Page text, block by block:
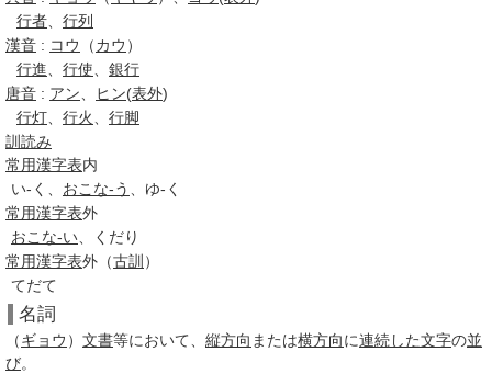
行者
行列
漢音 : コウ （カウ ）
行進
行使
銀行
唐音 : アン ヒン(表外)
行灯
行火
行脚
訓読み
常用漢字表内
い-く、 おこな-う
、ゆ-く
常用漢字表外
おこな-い 、くだり
常用漢字表外（古訓 ）
てだて
名詞
（ギョウ ） 文書等において、 縦方向 または横方向に連続した文字の並
び。